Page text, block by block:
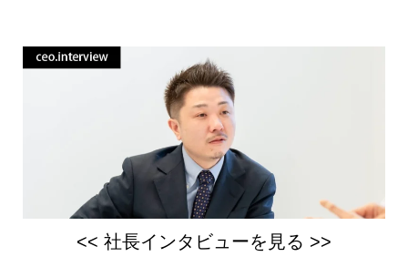
<< 社長インタビューを見る >>